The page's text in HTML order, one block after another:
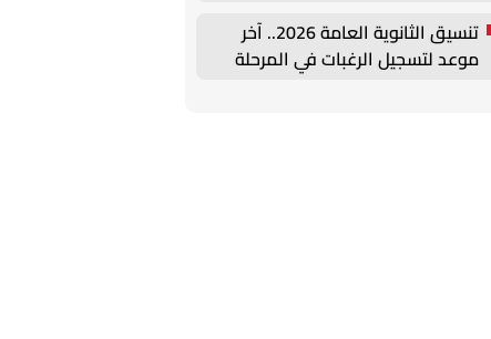
تنسيق الثانوية العامة 2026.. آخر
موعد لتسجيل الرغبات في المرحلة